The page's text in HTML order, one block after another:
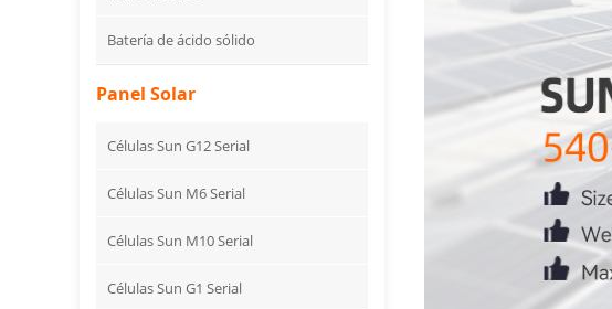
Batería de ácido sólido
Panel Solar
Células Sun G12 Serial
Células Sun M6 Serial
Células Sun M10 Serial
Células Sun G1 Serial